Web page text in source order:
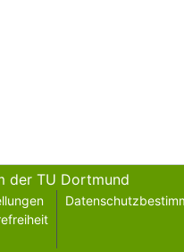
der TU Dortmund